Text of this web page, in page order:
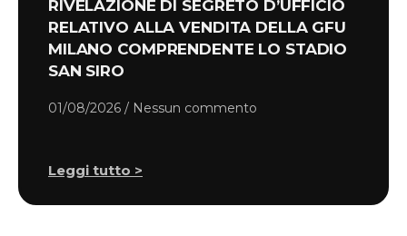
RIVELAZIONE DI SEGRETO D’UFFICIO
RELATIVO ALLA VENDITA DELLA GFU
MILANO COMPRENDENTE LO STADIO
SAN SIRO
01/08/2026 Nessun commento
Leggi tutto >